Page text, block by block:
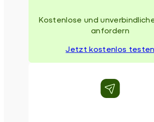
Kostenlose und
anfordern
Jetzt kostenlos testen